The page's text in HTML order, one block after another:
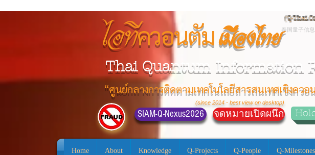
ไอทีควอนตัมเมืองไทย 泰国量子信
(Q-
Thai Quantum Information
“ศูนย์กลางการติดตามเทคโนโลยีสารสนเทศเชิงควอ
(since 2014 - best view on desktop)
จดหมายเปิดผนึก
SIAM-Q-Nexus2026
Home About Knowledge Q-Projects Q-People Q-Milestones